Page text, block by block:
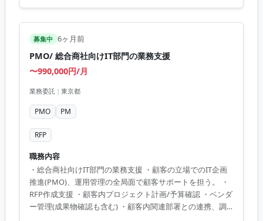
うことで...
募集中 6ヶ月前
PMO/ 総合商社向けIT部門の業務支援
〜990,000円/月
業務委託 | 東京都
PMO PM
RFP
職務内容
・総合商社向けIT部門の業務支援 ・顧客の立場でのIT企画
推進(PMO)、運用管理の全局面で顧客サポートを担う。 ・
RFP作成支援 ・顧客内プロジェクト計画/予算確認 ・ベンダ
ー管理(成果物確認も含む) ・顧客内関連部署との連携、調